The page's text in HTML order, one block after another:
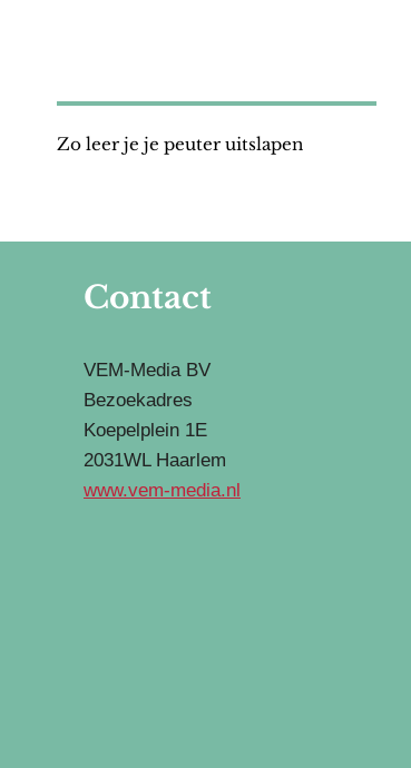
Zo leer je je peuter uitslapen
Contact
VEM-Media BV
Bezoekadres
Koepelplein 1E
2031WL Haarlem
www.vem-media.nl